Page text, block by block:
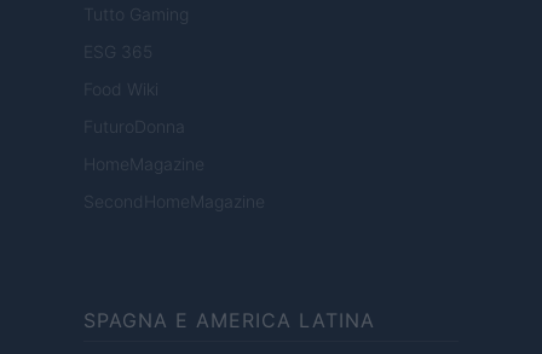
Tutto Gaming
ESG 365
Food Wiki
FuturoDonna
HomeMagazine
SecondHomeMagazine
SPAGNA E AMERICA LATINA